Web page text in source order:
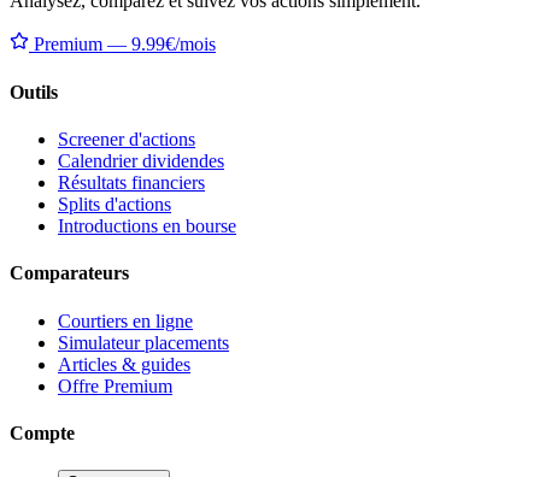
Premium — 9.99€/mois
Outils
Screener d'actions
Calendrier dividendes
Résultats financiers
Splits d'actions
Introductions en bourse
Comparateurs
Courtiers en ligne
Simulateur placements
Articles & guides
Offre Premium
Compte